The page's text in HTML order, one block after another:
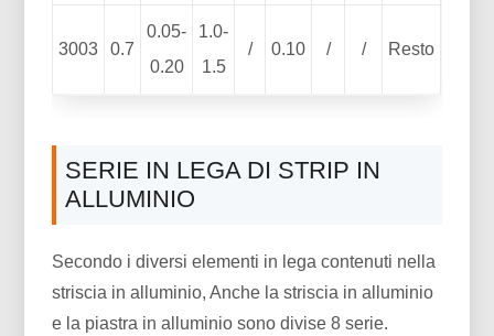
3003 0.7
0.05-
0.20
1.0-
1.5
/ 0.10 / / Resto
SERIE IN LEGA DI STRIP IN
ALLUMINIO
Secondo i diversi elementi in lega contenuti nella
striscia in alluminio, Anche la striscia in alluminio
e la piastra in alluminio sono divise 8 serie.